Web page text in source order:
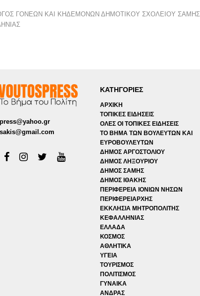
ΓΟΝΕΩΝ ΚΑΙ ΚΗΔΕΜΟΝΩΝ ΔΗΜΟΤΙΚΟΥ ΣΧΟΛΕΙΟΥ ΣΑΜΗΣ
ΚΑΤΗΓΟΡΙΕΣ
ΑΡΧΙΚΗ
ΤΟΠΙΚΕΣ ΕΙΔΗΣΕΙΣ
ΟΛΕΣ ΟΙ ΤΟΠΙΚΕΣ ΕΙΔΗΣΕΙΣ
ΤΟ ΒΗΜΑ ΤΩΝ ΒΟΥΛΕΥΤΩΝ ΚΑΙ
ΕΥΡΟΒΟΥΛΕΥΤΩΝ
ΔΗΜΟΣ ΑΡΓΟΣΤΟΛΙΟΥ
ΔΗΜΟΣ ΛΗΞΟΥΡΙΟΥ
ΔΗΜΟΣ ΣΑΜΗΣ
ΔΗΜΟΣ ΙΘΑΚΗΣ
ΠΕΡΙΦΕΡΕΙΑ ΙΟΝΙΩΝ ΝΗΣΩΝ
ΠΕΡΙΦΕΡΕΙΑΡΧΗΣ
ΕΚΚΛΗΣΙΑ ΜΗΤΡΟΠΟΛΙΤΗΣ
ΚΕΦΑΛΛΗΝΙΑΣ
ΕΛΛΑΔΑ
ΚΟΣΜΟΣ
ΑΘΛΗΤΙΚΑ
ΥΓΕΙΑ
ΤΟΥΡΙΣΜΟΣ
ΠΟΛΙΤΙΣΜΟΣ
ΓΥΝΑΙΚΑ
ΑΝΔΡΑΣ